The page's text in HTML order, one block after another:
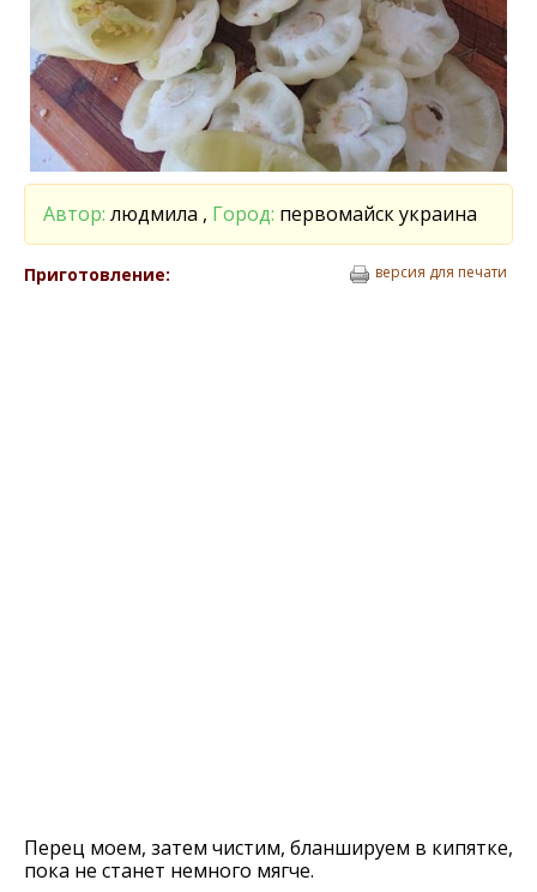
Автор: людмила , Город: первомайск украина
Приготовление: версия для печати
Перец моем, затем чистим, бланшируем в кипятке,
пока не станет немного мягче.